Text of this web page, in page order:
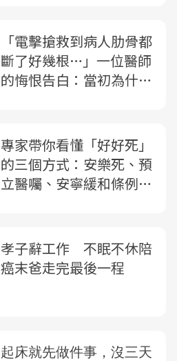
「電擊搶救到病人肋骨都
斷了好幾根…」一位醫師
的悔恨告白：當初為什麼
專家帶你看懂「好好死」
的三個方式：安樂死、預
立醫囑、安寧緩和條例，
孝子辭工作 不眠不休陪
癌末爸走完最後一程